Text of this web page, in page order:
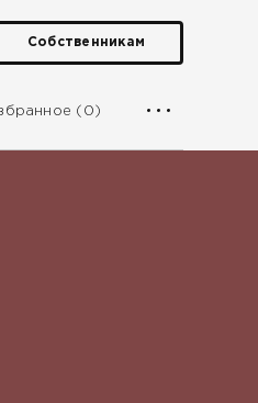
Собственникам
(0)